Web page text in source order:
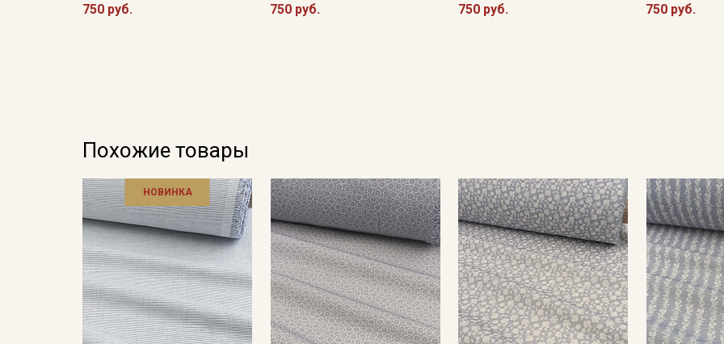
750 руб. 750 руб. 750 руб. 750 руб.
Похожие товары
НОВИНКА
Электронная почта
Подписаться
Ознакомлен(а) сПолитикой обработки персональных